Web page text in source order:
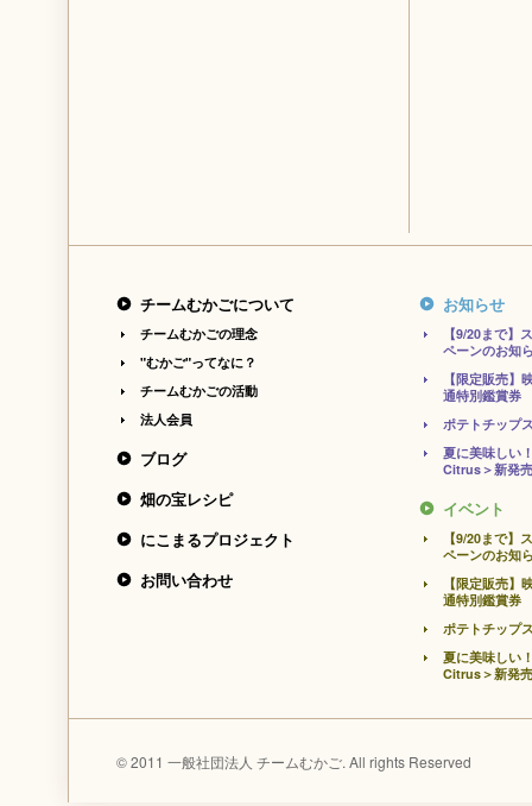
チームむかごについて
チームむかごの理念
"むかご"ってなに？
チームむかごの活動
法人会員
ブログ
畑の宝レシピ
にこまるプロジェクト
お問い合わせ
お知らせ
【9/20まで】
ペーンのお知
【限定販売】
通特別鑑賞券
ポテトチップ
夏に美味しい
Citrus＞新発
イベント
【9/20まで】
ペーンのお知
【限定販売】
通特別鑑賞券
ポテトチップ
夏に美味しい
Citrus＞新発
© 2011 一般社団法人 チームむかご. All rights Reserved